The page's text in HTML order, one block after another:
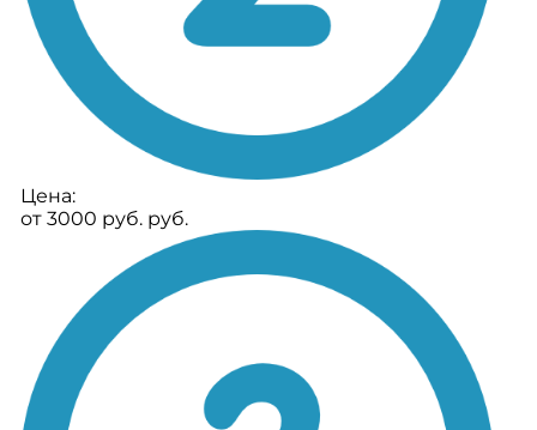
Цена:
от 3000 руб. руб.